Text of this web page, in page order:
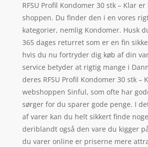
RFSU Profil Kondomer 30 stk – Klar
shoppen. Du finder den i en vores
kategorier, nemlig Kondomer. Husk
365 dages returret som er en fin
hvis du nu fortryder dig køb af din
service betyder at rigtig mange i
deres RFSU Profil Kondomer 30 stk –
webshoppen Sinful, som ofte har
sørger for du sparer gode penge. I
af varer kan du helt sikkert finde
deriblandt også den vare du kigger
du varer online er priserne mere